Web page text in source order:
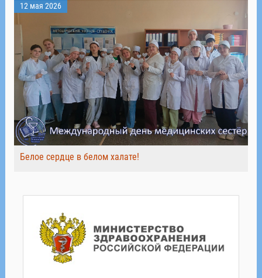
12 мая 2026
Белое сердце в белом халате!